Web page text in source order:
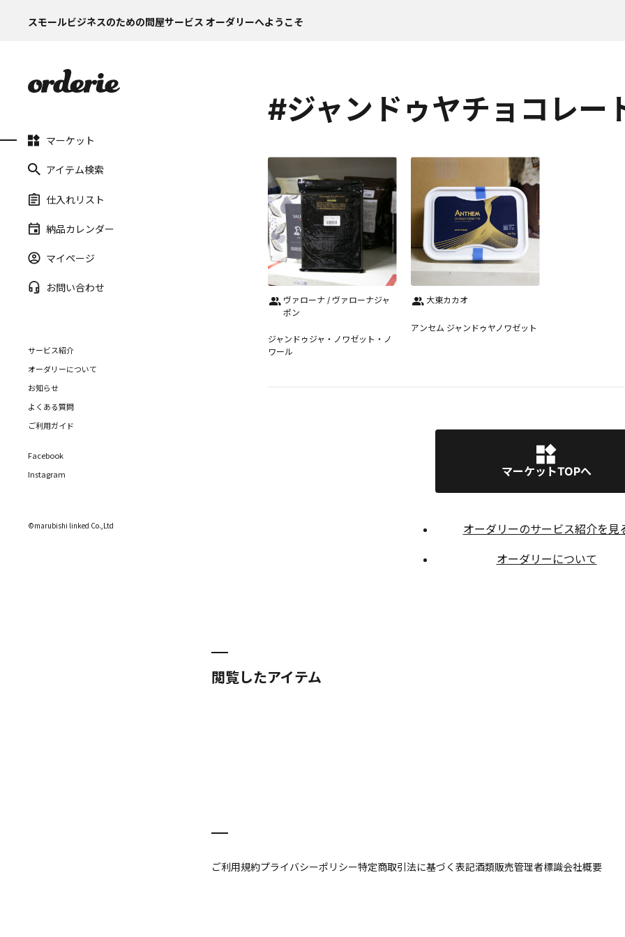
スモールビジネスのための問屋サービス オーダリーへようこそ
マーケット
アイテム検索
仕入れリスト
納品カレンダー
マイページ
お問い合わせ
サービス紹介
オーダリーについて
お知らせ
よくある質問
ご利用ガイド
Facebook
Instagram
©marubishi linked Co.,Ltd
#ジャンドゥヤチョコレー
ヴァローナ / ヴァローナジャ
ポン
ジャンドゥジャ・ノワゼット・ノ
ワール
大東カカオ
アンセム ジャンドゥヤノワゼット
マーケットTOPへ
オーダリーのサービス紹介を見
オーダリーについて
閲覧したアイテム
ご利用規約プライバシーポリシー特定商取引法に基づく表記酒類販売管理者標識会社概要